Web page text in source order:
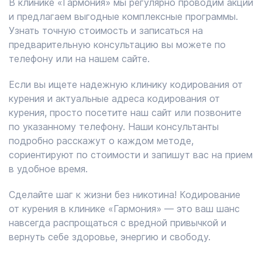
В клинике «Гармония» мы регулярно проводим акции
и предлагаем выгодные комплексные программы.
Узнать точную стоимость и записаться на
предварительную консультацию вы можете по
телефону или на нашем сайте.
Если вы ищете надежную клинику кодирования от
курения и актуальные адреса кодирования от
курения, просто посетите наш сайт или позвоните
по указанному телефону. Наши консультанты
подробно расскажут о каждом методе,
сориентируют по стоимости и запишут вас на прием
в удобное время.
Сделайте шаг к жизни без никотина! Кодирование
от курения в клинике «Гармония» — это ваш шанс
навсегда распрощаться с вредной привычкой и
вернуть себе здоровье, энергию и свободу.